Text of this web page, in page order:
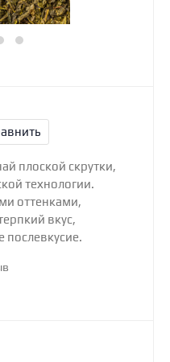
плоской скрутки,
технологии.
оттенками,
вкус,
послевкусие.